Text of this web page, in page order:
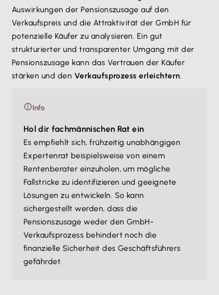
Auswirkungen der Pensionszusage auf den
Verkaufspreis und die Attraktivität der GmbH für
potenzielle Käufer zu analysieren. Ein gut
strukturierter und transparenter Umgang mit der
Pensionszusage kann das Vertrauen der Käufer
stärken und den Verkaufsprozess erleichtern.
Info
Hol dir fachmännischen Rat ein
Es empfiehlt sich, frühzeitig unabhängigen
Expertenrat beispielsweise von einem
Rentenberater einzuholen, um mögliche
Fallstricke zu identifizieren und geeignete
Lösungen zu entwickeln. So kann
sichergestellt werden, dass die
Pensionszusage weder den GmbH-
Verkaufsprozess behindert noch die
finanzielle Sicherheit des Geschäftsführers
gefährdet.